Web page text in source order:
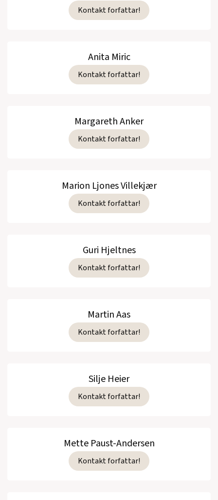
Kontakt forfattar!
Anita Miric
Kontakt forfattar!
Margareth Anker
Kontakt forfattar!
Marion Ljones Villekjær
Kontakt forfattar!
Guri Hjeltnes
Kontakt forfattar!
Martin Aas
Kontakt forfattar!
Silje Heier
Kontakt forfattar!
Mette Paust-Andersen
Kontakt forfattar!